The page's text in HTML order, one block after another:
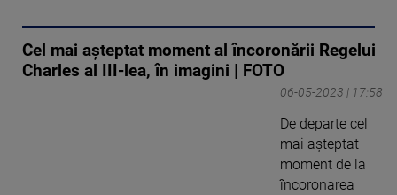
Cel mai așteptat moment al încoronării Regelui
Charles al III-lea, în imagini | FOTO
06-05-2023 | 17:58
De departe cel
mai așteptat
moment de la
încoronarea